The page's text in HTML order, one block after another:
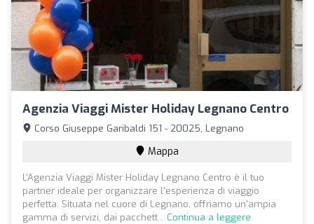
Agenzia Viaggi Mister Holiday Legnano Centro
Corso Giuseppe Garibaldi 151 - 20025, Legnano
Mappa
L'Agenzia Viaggi Mister Holiday Legnano Centro è il tuo
partner ideale per organizzare l'esperienza di viaggio
perfetta. Situata nel cuore di Legnano, offriamo un'ampia
gamma di servizi, dai pacchett... Continua a leggere